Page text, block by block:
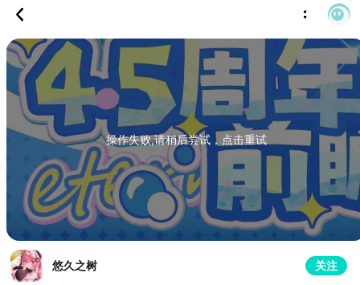
操作失败,请稍后尝试，点击重试
悠久之树 关注